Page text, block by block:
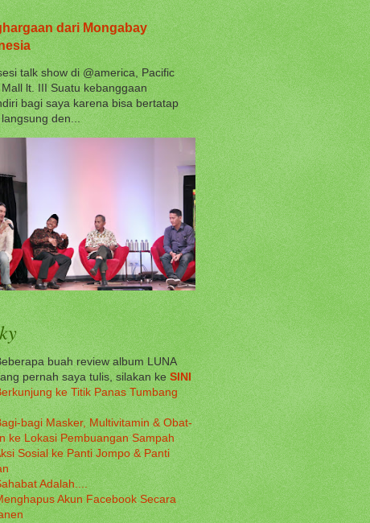
dari Mongabay
talk show di @america, Pacific
lt. III Suatu kebanggaan
bagi saya karena bisa bertatap
den...
buah review album LUNA
pernah saya tulis, silakan ke SINI
ke Titik Panas Tumbang
bagi Masker, Multivitamin & Obat-
ke Lokasi Pembuangan Sampah
Sosial ke Panti Jompo & Panti
Adalah....
Akun Facebook Secara